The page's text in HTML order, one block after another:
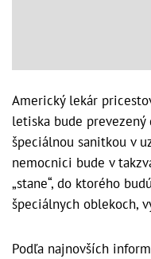
Americký lekár
letiska bude
špeciálnou sanitkou v
nemocnici bude v
„stane“, do ktorého
špeciálnych oblekoch,
Podľa najnovších